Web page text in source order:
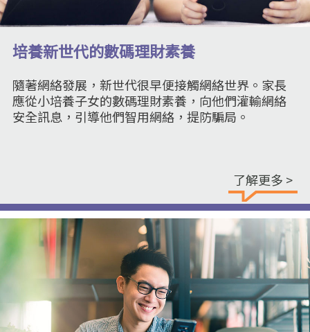
培養新世代的數碼理財素養
隨著網絡發展，新世代很早便接觸網絡世界。家長
應從小培養子女的數碼理財素養，向他們灌輸網絡
安全訊息，引導他們智用網絡，提防騙局。
了解更多 >